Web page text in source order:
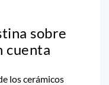
sobre
cuenta
los cerámicos